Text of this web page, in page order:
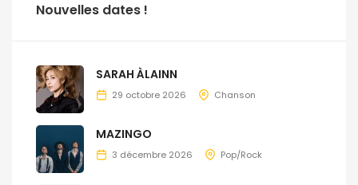
Nouvelles dates !
SARAH ÀLAINN
29 octobre 2026 Chanson
MAZINGO
3 décembre 2026 Pop/Rock